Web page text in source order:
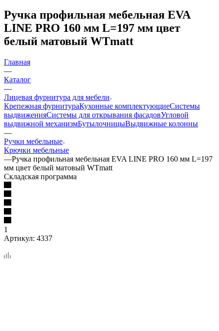
Ручка профильная мебельная EVA
LINE PRO 160 мм L=197 мм цвет
белый матовый WTmatt
Главная
—
Каталог
—
Лицевая фурнитура для мебели
Крепежная фурнитураКухонные комплектующиеСистемы
выдвиженияСистемы для открывания фасадовУгловой
выдвижной механизмБутылочницыВыдвижные колонны
—
Ручки мебельные
Крючки мебельные
—Ручка профильная мебельная EVA LINE PRO 160 мм L=197
мм цвет белый матовый WTmatt
Складская программа
1
Артикул: 4337